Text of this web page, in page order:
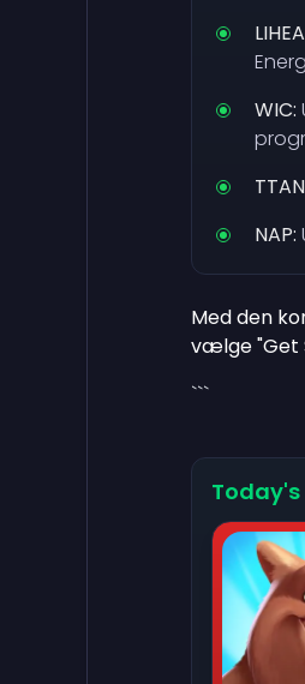
WIC:
NAP:
Med den
vælge "Get
```